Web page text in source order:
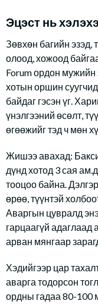
Эцэст нь
Зөвхөн багийн эзэд,
олоод, хожоод
Forum ордон
хотын оршин
байдаг гэсэн үг.
үнэлгээний өсөлт,
өгөөжийг тэд ч мөн
Жишээ авахад:
дүнд хотод 3 сая
тооцоо байна.
өрөө, түүнтэй
Аваргын цувралд
гарцаагүй адаглаад
арван мянгаар
Хэдийгээр цар
аварга тодорсон
ордны гадаа 80-100